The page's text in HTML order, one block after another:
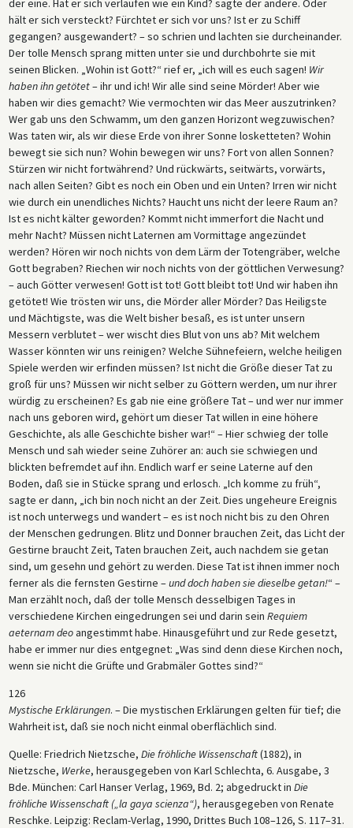
hält er sich versteckt? Fürchtet er sich vor uns? Ist er zu Schiff
gegangen? ausgewandert? – so schrien und lachten sie durcheinander.
Der tolle Mensch sprang mitten unter sie und durchbohrte sie mit
seinen Blicken. „Wohin ist Gott?“ rief er, „ich will es euch sagen! Wir
haben ihn getötet– ihr und ich! Wir alle sind seine Mörder! Aber wie
haben wir dies gemacht? Wie vermochten wir das Meer auszutrinken?
Wer gab uns den Schwamm, um den ganzen Horizont wegzuwischen?
Was taten wir, als wir diese Erde von ihrer Sonne losketteten? Wohin
bewegt sie sich nun? Wohin bewegen wir uns? Fort von allen Sonnen?
Stürzen wir nicht fortwährend? Und rückwärts, seitwärts, vorwärts,
nach allen Seiten? Gibt es noch ein Oben und ein Unten? Irren wir nicht
wie durch ein unendliches Nichts? Haucht uns nicht der leere Raum an?
Ist es nicht kälter geworden? Kommt nicht immerfort die Nacht und
mehr Nacht? Müssen nicht Laternen am Vormittage angezündet
werden? Hören wir noch nichts von dem Lärm der Totengräber, welche
Gott begraben? Riechen wir noch nichts von der göttlichen Verwesung?
– auch Götter verwesen! Gott ist tot! Gott bleibt tot! Und wir haben ihn
getötet! Wie trösten wir uns, die Mörder aller Mörder? Das Heiligste
und Mächtigste, was die Welt bisher besaß, es ist unter unsern
Messern verblutet – wer wischt dies Blut von uns ab? Mit welchem
Wasser könnten wir uns reinigen? Welche Sühnefeiern, welche heiligen
Spiele werden wir erfinden müssen? Ist nicht die Größe dieser Tat zu
groß für uns? Müssen wir nicht selber zu Göttern werden, um nur ihrer
würdig zu erscheinen? Es gab nie eine größere Tat – und wer nur immer
nach uns geboren wird, gehört um dieser Tat willen in eine höhere
Geschichte, als alle Geschichte bisher war!“ – Hier schwieg der tolle
Mensch und sah wieder seine Zuhörer an: auch sie schwiegen und
blickten befremdet auf ihn. Endlich warf er seine Laterne auf den
Boden, daß sie in Stücke sprang und erlosch. „Ich komme zu früh“,
sagte er dann, „ich bin noch nicht an der Zeit. Dies ungeheure Ereignis
ist noch unterwegs und wandert – es ist noch nicht bis zu den Ohren
der Menschen gedrungen. Blitz und Donner brauchen Zeit, das Licht der
Gestirne braucht Zeit, Taten brauchen Zeit, auch nachdem sie getan
sind, um gesehn und gehört zu werden. Diese Tat ist ihnen immer noch
ferner als die fernsten Gestirne –und doch haben sie dieselbe getan!“ –
Man erzählt noch, daß der tolle Mensch desselbigen Tages in
verschiedene Kirchen eingedrungen sei und darin sein Requiem
aeternam deoangestimmt habe. Hinausgeführt und zur Rede gesetzt,
habe er immer nur dies entgegnet: „Was sind denn diese Kirchen noch,
wenn sie nicht die Grüfte und Grabmäler Gottes sind?“
126
Mystische Erklärungen. – Die mystischen Erklärungen gelten für tief; die
Wahrheit ist, daß sie noch nicht einmal oberflächlich sind.
Quelle: Friedrich Nietzsche, Die fröhliche Wissenschaft(1882), in
Nietzsche, Werke, herausgegeben von Karl Schlechta, 6. Ausgabe, 3
Bde. München: Carl Hanser Verlag, 1969, Bd. 2; abgedruckt in Die
fröhliche Wissenschaft („la gaya scienza“), herausgegeben von Renate
Reschke. Leipzig: Reclam-Verlag, 1990, Drittes Buch 108–126, S. 117–31.